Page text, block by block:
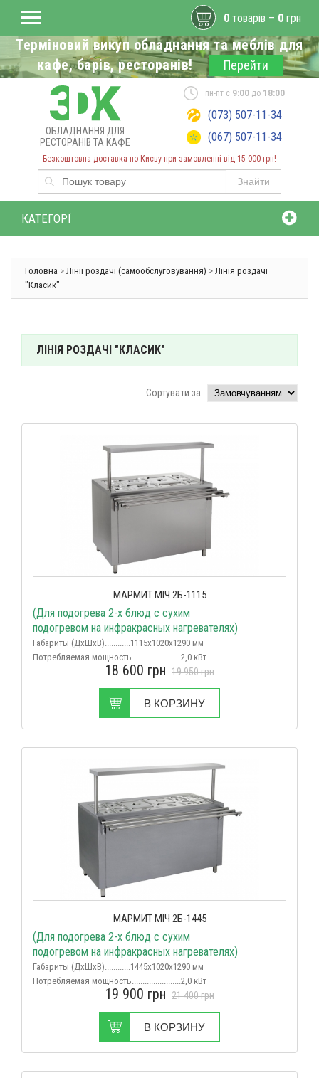
Терміновий викуп обладнання та меблів для
кафе, барів, ресторанів!
Перейти
ОБЛАДНАННЯ ДЛЯ
РЕСТОРАНІВ ТА КАФЕ
Безкоштовна доставка по Києву при замовленні від 15 000 грн!
Знайти
пн-пт с 9:00до 18:00
(073) 507-11-34
(067) 507-11-34
0 товарів – 0 грн
КАТЕГОРЇ
Головна > Лінії роздачі (самообслуговування) > Лінія роздачі
"Класик"
ЛІНІЯ РОЗДАЧІ "КЛАСИК"
Сортувати за:
МАРМИТ МІЧ 2Б-1115
(Для подогрева 2-х блюд с сухим
подогревом на инфракрасных нагревателях)
Габариты (ДхШхВ)............1115х1020х1290 мм
Потребляемая мощность.......................2,0 кВт
Срок поставки...................................в наличии
18 600 грн 19 950грн
В КОРЗИНУ
МАРМИТ МІЧ 2Б-1445
(Для подогрева 2-х блюд с сухим
подогревом на инфракрасных нагревателях)
Габариты (ДхШхВ)............1445х1020х1290 мм
Потребляемая мощность.......................2,0 кВт
Срок поставки...................................в наличии
19 900 грн 21 400грн
В КОРЗИНУ